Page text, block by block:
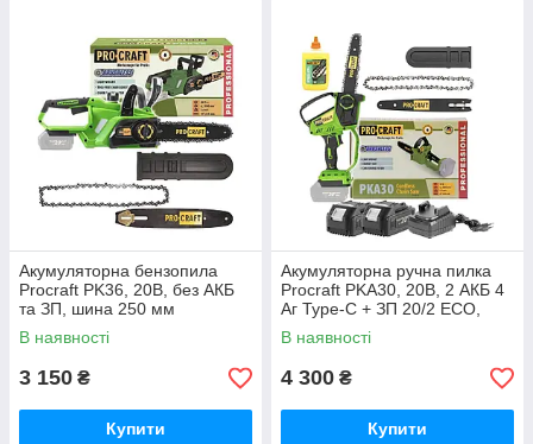
Акумуляторна бензопила
Procraft PK36, 20В, без АКБ
та ЗП, шина 250 мм
Німеччина
В наявності
3 150 ₴
Купити
Акумуляторна ручна пилка
Procraft PKA30, 20В, 2 АКБ 4
Аг Type-C + ЗП 20/2 ECO,
шина 185 мм Німеччина
В наявності
4 300 ₴
Купити